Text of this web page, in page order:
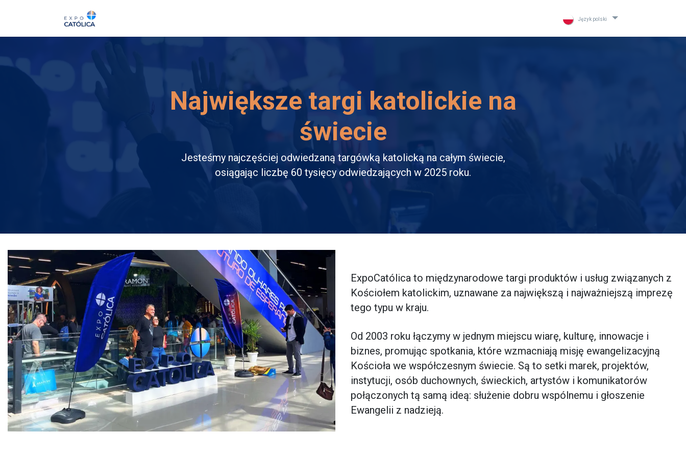
Język polski
Największe targi katolickie na
świecie
Jesteśmy najczęściej odwiedzaną targówką katolicką na całym świecie,
osiągając liczbę 60 tysięcy odwiedzających w 2025 roku.
ExpoCatólica to międzynarodowe targi produktów i usług związanych z
Kościołem katolickim, uznawane za największą i najważniejszą imprezę
tego typu w kraju.
Od 2003 roku łączymy w jednym miejscu wiarę, kulturę, innowacje i
biznes, promując spotkania, które wzmacniają misję ewangelizacyjną
Kościoła we współczesnym świecie. Są to setki marek, projektów,
instytucji, osób duchownych, świeckich, artystów i komunikatorów
połączonych tą samą ideą: służenie dobru wspólnemu i głoszenie
Ewangelii z nadzieją.